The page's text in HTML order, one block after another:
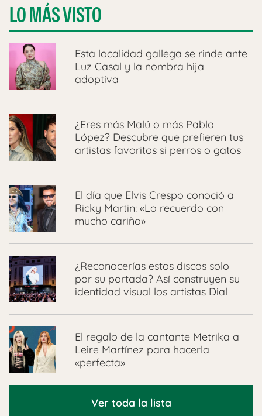
LO MÁS VISTO
Esta localidad gallega se rinde ante
Luz Casal y la nombra hija
adoptiva
¿Eres más Malú o más Pablo
López? Descubre que prefieren tus
artistas favoritos si perros o gatos
El día que Elvis Crespo conoció a
Ricky Martin: «Lo recuerdo con
mucho cariño»
¿Reconocerías estos discos solo
por su portada? Así construyen su
identidad visual los artistas Dial
El regalo de la cantante Metrika a
Leire Martínez para hacerla
«perfecta»
Ver toda la lista